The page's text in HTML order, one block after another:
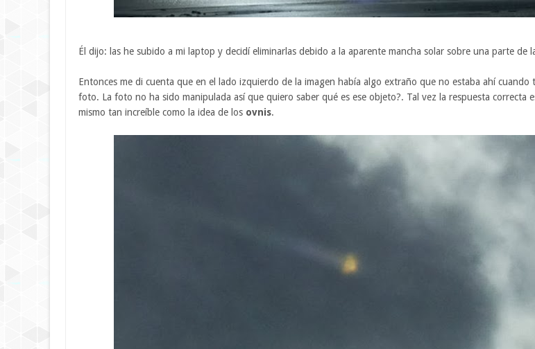
Él dijo: las he subido a mi laptop y decidí eliminarlas debido a la aparente mancha solar sobre una parte de
Entonces me di cuenta que en el lado izquierdo de la imagen había algo extraño que no estaba ahí cuando
foto. La foto no ha sido manipulada así que quiero saber qué es ese objeto?. Tal vez la respuesta correcta
mismo tan increíble como la idea de los ovnis.